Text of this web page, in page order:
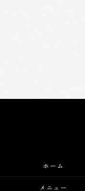
ホーム
メニュー